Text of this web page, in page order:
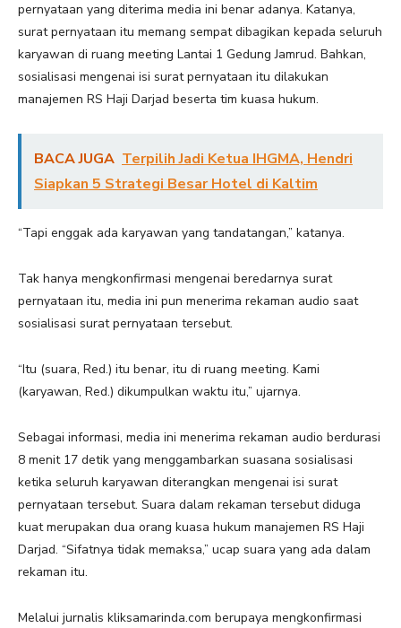
pernyataan yang diterima media ini benar adanya. Katanya,
surat pernyataan itu memang sempat dibagikan kepada seluruh
karyawan di ruang meeting Lantai 1 Gedung Jamrud. Bahkan,
sosialisasi mengenai isi surat pernyataan itu dilakukan
manajemen RS Haji Darjad beserta tim kuasa hukum.
BACA JUGA Terpilih Jadi Ketua IHGMA, Hendri
Siapkan 5 Strategi Besar Hotel di Kaltim
“Tapi enggak ada karyawan yang tandatangan,” katanya.
Tak hanya mengkonfirmasi mengenai beredarnya surat
pernyataan itu, media ini pun menerima rekaman audio saat
sosialisasi surat pernyataan tersebut.
“Itu (suara, Red.) itu benar, itu di ruang meeting. Kami
(karyawan, Red.) dikumpulkan waktu itu,” ujarnya.
Sebagai informasi, media ini menerima rekaman audio berdurasi
8 menit 17 detik yang menggambarkan suasana sosialisasi
ketika seluruh karyawan diterangkan mengenai isi surat
pernyataan tersebut. Suara dalam rekaman tersebut diduga
kuat merupakan dua orang kuasa hukum manajemen RS Haji
Darjad. “Sifatnya tidak memaksa,” ucap suara yang ada dalam
rekaman itu.
Melalui jurnalis kliksamarinda.com berupaya mengkonfirmasi